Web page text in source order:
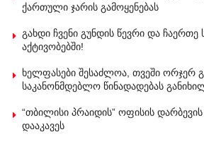
ქართული ჯარის გამოყენებას
გახდი ჩვენი გუნდის წევრი და
აქტივობებში!
ხელფასები შესაძლოა, თვეში ორჯერ
საკანონმდებლო წინადადებას
“თბილისი პრაიდის” ოფისის
დააკავეს